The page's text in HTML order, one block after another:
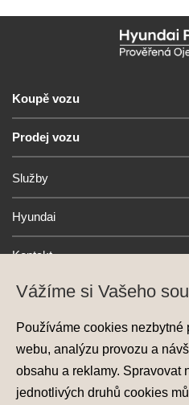
Koupě vozu
Prodej vozu
Služby
Hyundai
Kontakt
Vážíme si Vašeho
Používáme cookies nezbytné
webu, analýzu provozu a
obsahu a reklamy. Spravovat
jednotlivých druhů cookies